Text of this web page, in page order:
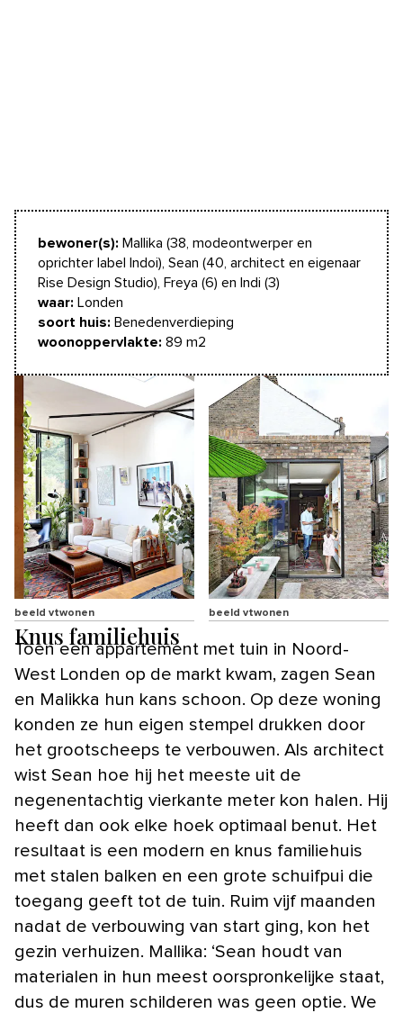
bewoner(s): Mallika (38, modeontwerper en
oprichter label Indoi), Sean (40, architect en eigenaar
Rise Design Studio), Freya (6) en Indi (3)
waar: Londen
soort huis: Benedenverdieping
woonoppervlakte: 89 m2
beeld vtwonen beeld vtwonen
Knus familiehuis
Toen een appartement met tuin in Noord-
West Londen op de markt kwam, zagen Sean
en Malikka hun kans schoon. Op deze woning
konden ze hun eigen stempel drukken door
het grootscheeps te verbouwen. Als architect
wist Sean hoe hij het meeste uit de
negenentachtig vierkante meter kon halen. Hij
heeft dan ook elke hoek optimaal benut. Het
resultaat is een modern en knus familiehuis
met stalen balken en een grote schuifpui die
toegang geeft tot de tuin. Ruim vijf maanden
nadat de verbouwing van start ging, kon het
gezin verhuizen. Mallika: ‘Sean houdt van
materialen in hun meest oorspronkelijke staat,
dus de muren schilderen was geen optie. We